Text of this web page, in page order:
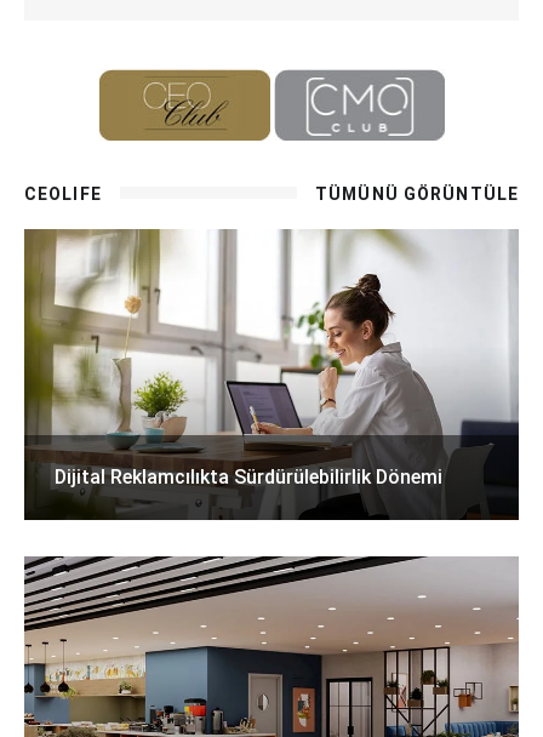
CEOLIFE TÜMÜNÜ GÖRÜNTÜLE
Dijital Reklamcılıkta Sürdürülebilirlik Dönemi